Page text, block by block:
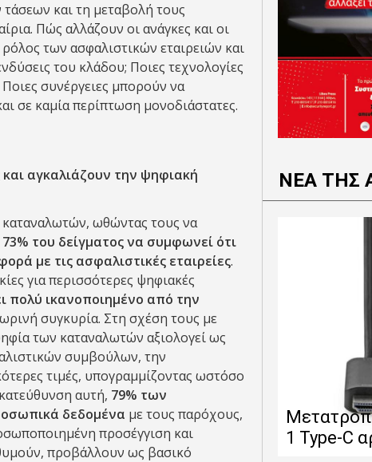
και τη μεταβολή τους
Πώς αλλάζουν οι ανάγκες και οι
των ασφαλιστικών εταιρειών και
του κλάδου; Ποιες τεχνολογίες
συνέργειες μπορούν να
σε καμία περίπτωση μονοδιάστατες.
αγκαλιάζουν την ψηφιακή
καταναλωτών, ωθώντας τους να
73% του δείγματος να συμφωνεί ότι
με τις ασφαλιστικές εταιρείες.
για περισσότερες ψηφιακές
ικανοποιημένο από την
συγκυρία. Στη σχέση τους με
των καταναλωτών αξιολογεί ως
συμβούλων, την
τιμές, υπογραμμίζοντας ωστόσο
αυτή, 79% των
δεδομένα με τους παρόχους,
προσέγγιση και
προβάλλουν ως βασικό
ΝΕΑ ΤΗΣ
1 Type-C